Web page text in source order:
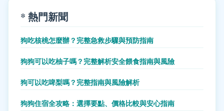
* 熱門新聞
狗吃核桃怎麼辦？完整急救步驟與預防指南
狗狗可以吃柚子嗎？完整解析安全餵食指南與風險
狗可以吃啤梨嗎？完整指南與風險解析
狗狗住宿全攻略：選擇要點、價格比較與安心指南